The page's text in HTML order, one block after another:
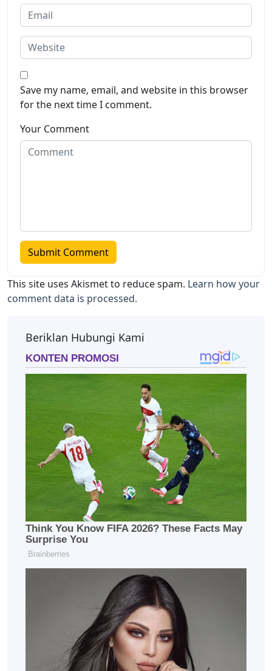
Save my name, email, and website in this browser
for the next time I comment.
Your Comment
This site uses Akismet to reduce spam. Learn how your
comment data is processed.
Beriklan Hubungi Kami